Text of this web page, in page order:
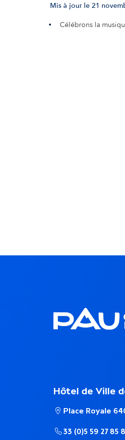
Mis à jour le 21
Célébrons la
Hôtel de Ville
Place Royale
33 (0)5 59 27 85